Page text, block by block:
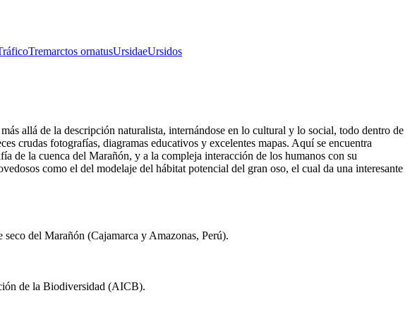
Tremarctos ornatusUrsidaeUrsidos
allá de la descripción naturalista, internándose en lo cultural y lo social, todo dentro de
crudas fotografías, diagramas educativos y excelentes mapas. Aquí se encuentra
de la cuenca del Marañón, y a la compleja interacción de los humanos con su
como el del modelaje del hábitat potencial del gran oso, el cual da una interesante
del Marañón (Cajamarca y Amazonas, Perú).
de la Biodiversidad (AICB).